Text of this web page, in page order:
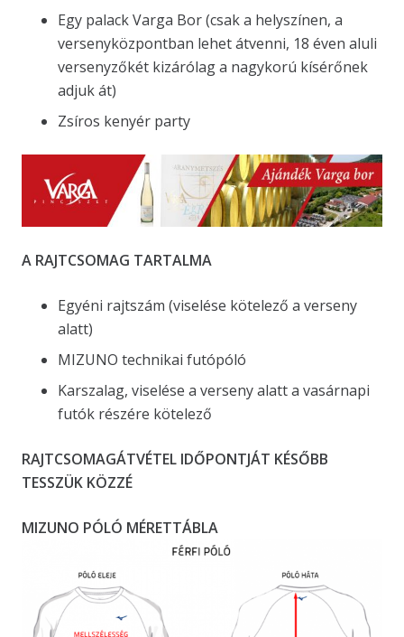
Egy palack Varga Bor (csak a helyszínen, a
versenyközpontban lehet átvenni, 18 éven aluli
versenyzőkét kizárólag a nagykorú kísérőnek
adjuk át)
Zsíros kenyér party
A RAJTCSOMAG TARTALMA
Egyéni rajtszám (viselése kötelező a verseny
alatt)
MIZUNO technikai futópóló
Karszalag, viselése a verseny alatt a vasárnapi
futók részére kötelező
RAJTCSOMAGÁTVÉTEL IDŐPONTJÁT KÉSŐBB
TESSZÜK KÖZZÉ
MIZUNO PÓLÓ MÉRETTÁBLA